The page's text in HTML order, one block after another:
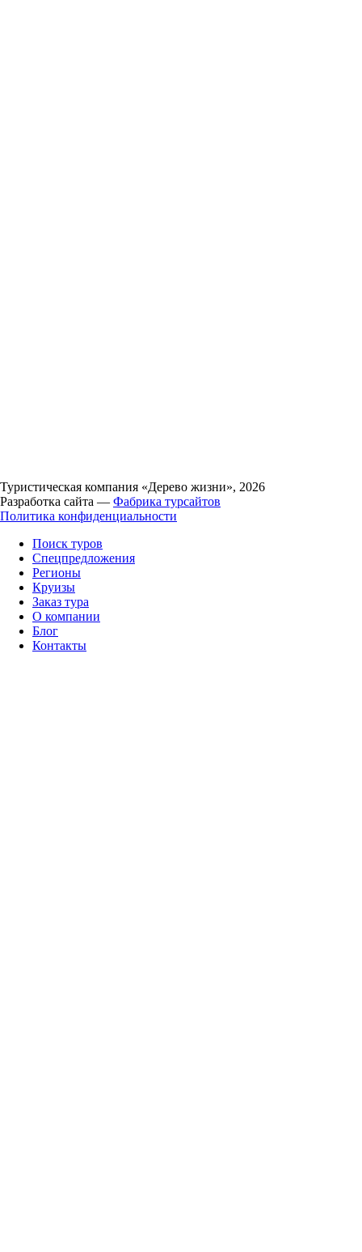
Туристическая компания «Дерево жизни», 2026
Разработка сайта — Фабрика турсайтов
Политика конфиденциальности
Поиск туров
Спецпредложения
Регионы
Круизы
Заказ тура
О компании
Блог
Контакты